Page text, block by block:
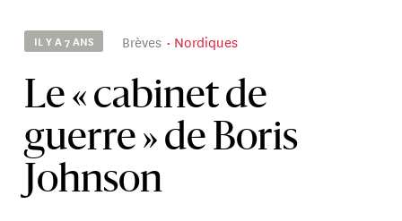
IL Y A 7 ANS Brèves Nordiques
Le « cabinet de
guerre » de Boris
Johnson